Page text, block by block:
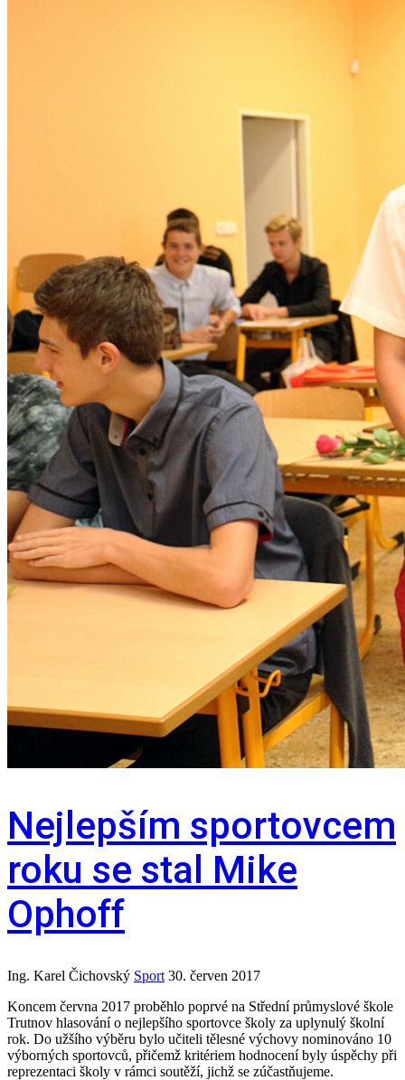
Nejlepším sportovcem
roku se stal Mike
Ophoff
Ing. Karel Čichovský Sport 30. červen 2017
Koncem června 2017 proběhlo poprvé na Střední průmyslové škole
Trutnov hlasování o nejlepšího sportovce školy za uplynulý školní
rok. Do užšího výběru bylo učiteli tělesné výchovy nominováno 10
výborných sportovců, přičemž kritériem hodnocení byly úspěchy při
reprezentaci školy v rámci soutěží, jichž se zúčastňujeme.